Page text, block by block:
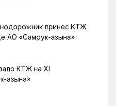
принес КТЖ
АО «Самрук-Қазына»
КТЖ на XI
Қазына»